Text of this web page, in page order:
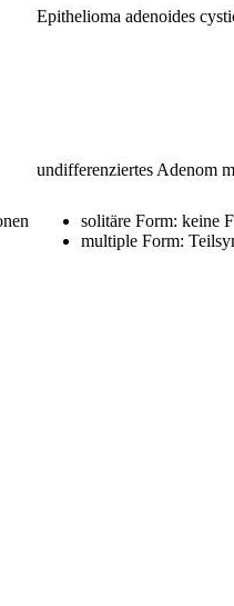
Epithelioma adenoides
undifferenziertes Adenom
solitäre Form: keine
multiple Form: